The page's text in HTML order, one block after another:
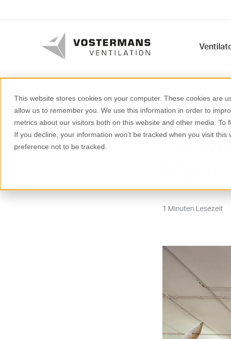
This website stores cookies on your computer. These cookies are
allow us to remember you. We use this information in order to
metrics about our visitors both on this website and other media.
If you decline, your information won’t be tracked when you visit
preference not to be tracked.
1 Minuten Lesezeit